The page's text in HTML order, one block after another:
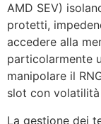
AMD SEV)
protetti,
accedere alla
particolarmente
manipolare il
slot con
La gestione dei